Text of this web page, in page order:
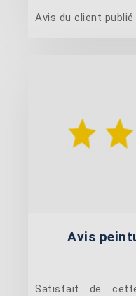
Avis du client
Avis
Satisfait de